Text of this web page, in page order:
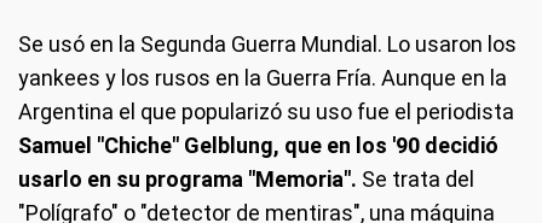
Se usó en la Segunda Guerra Mundial. Lo usaron los
yankees y los rusos en la Guerra Fría. Aunque en la
Argentina el que popularizó su uso fue el periodista
Samuel "Chiche" Gelblung, que en los '90 decidió
usarlo en su programa "Memoria". Se trata del
"Polígrafo" o "detector de mentiras", una máquina